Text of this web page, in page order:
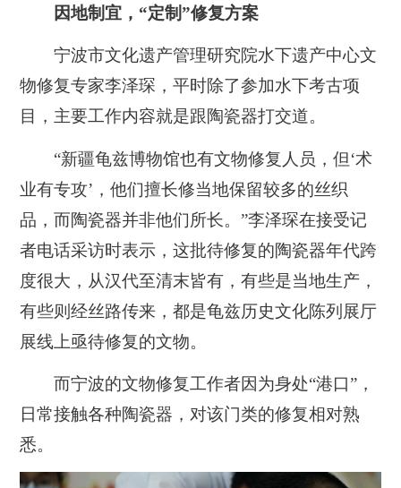
因地制宜，“定制”修复方案
宁波市文化遗产管理研究院水下遗产中心文
物修复专家李泽琛，平时除了参加水下考古项
目，主要工作内容就是跟陶瓷器打交道。
“新疆龟兹博物馆也有文物修复人员，但‘术
业有专攻’，他们擅长修当地保留较多的丝织
品，而陶瓷器并非他们所长。”李泽琛在接受记
者电话采访时表示，这批待修复的陶瓷器年代跨
度很大，从汉代至清末皆有，有些是当地生产，
有些则经丝路传来 ，都是龟兹历史文化陈列展厅
展线上亟待修复的文物。
而宁波的文物修复工作者因为身处“港口”，
日常接触各种陶瓷器，对该门类的修复相对熟
悉。